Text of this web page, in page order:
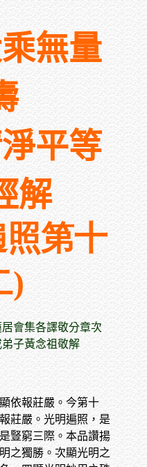
無量
平等
解
第十
)
會集各譯敬分章次
子黃念祖敬解
依報莊嚴。今第十
莊嚴。光明遍照，是
豎窮三際。本品讚揚
之獨勝。次顯光明之